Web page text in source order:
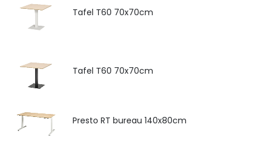
Tafel T60 70x70cm
Tafel T60 70x70cm
Presto RT bureau 140x80cm